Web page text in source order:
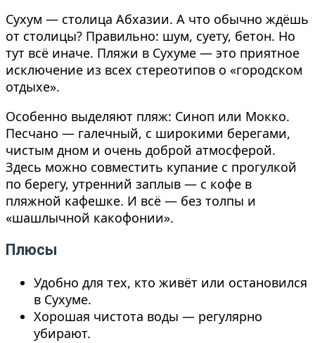
Сухум — столица Абхазии. А что обычно ждёшь
от столицы? Правильно: шум, суету, бетон. Но
тут всё иначе. Пляжи в Сухуме — это приятное
исключение из всех стереотипов о «городском
отдыхе».
Особенно выделяют пляж: Синоп или Мокко.
Песчано — галечный, с широкими берегами,
чистым дном и очень доброй атмосферой.
Здесь можно совместить купание с прогулкой
по берегу, утренний заплыв — с кофе в
пляжной кафешке. И всё — без толпы и
«шашлычной какофонии».
Плюсы
Удобно для тех, кто живёт или остановился
в Сухуме.
Хорошая чистота воды — регулярно
убирают.